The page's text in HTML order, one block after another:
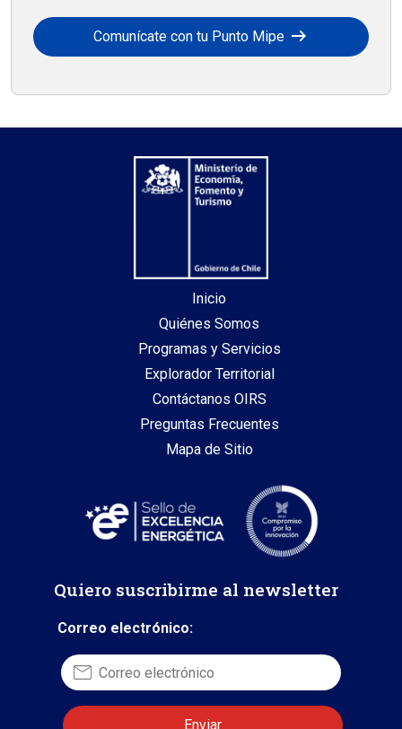
Comunícate con tu Punto Mipe arrow_right_alt
Inicio
Quiénes Somos
Programas y Servicios
Explorador Territorial
Contáctanos OIRS
Preguntas Frecuentes
Mapa de Sitio
Quiero suscribirme al newsletter
Correo electrónico: